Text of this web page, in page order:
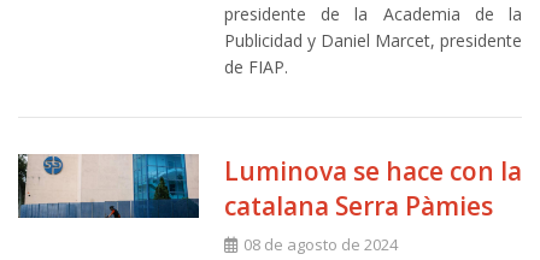
presidente de la Academia de la
Publicidad y Daniel Marcet, presidente
de FIAP.
Luminova se hace con la
catalana Serra Pàmies
08 de agosto de 2024